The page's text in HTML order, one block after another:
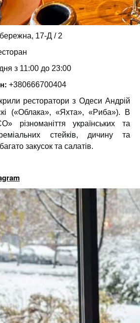
17-Д / 2
з 11:00 до 23:00
+380666700404
ресторатори з Одеси Андрій
(«Облака», «Яхта», «Риба»). В
різноманіття українських та
стейків, дичину та
закусок та салатів.